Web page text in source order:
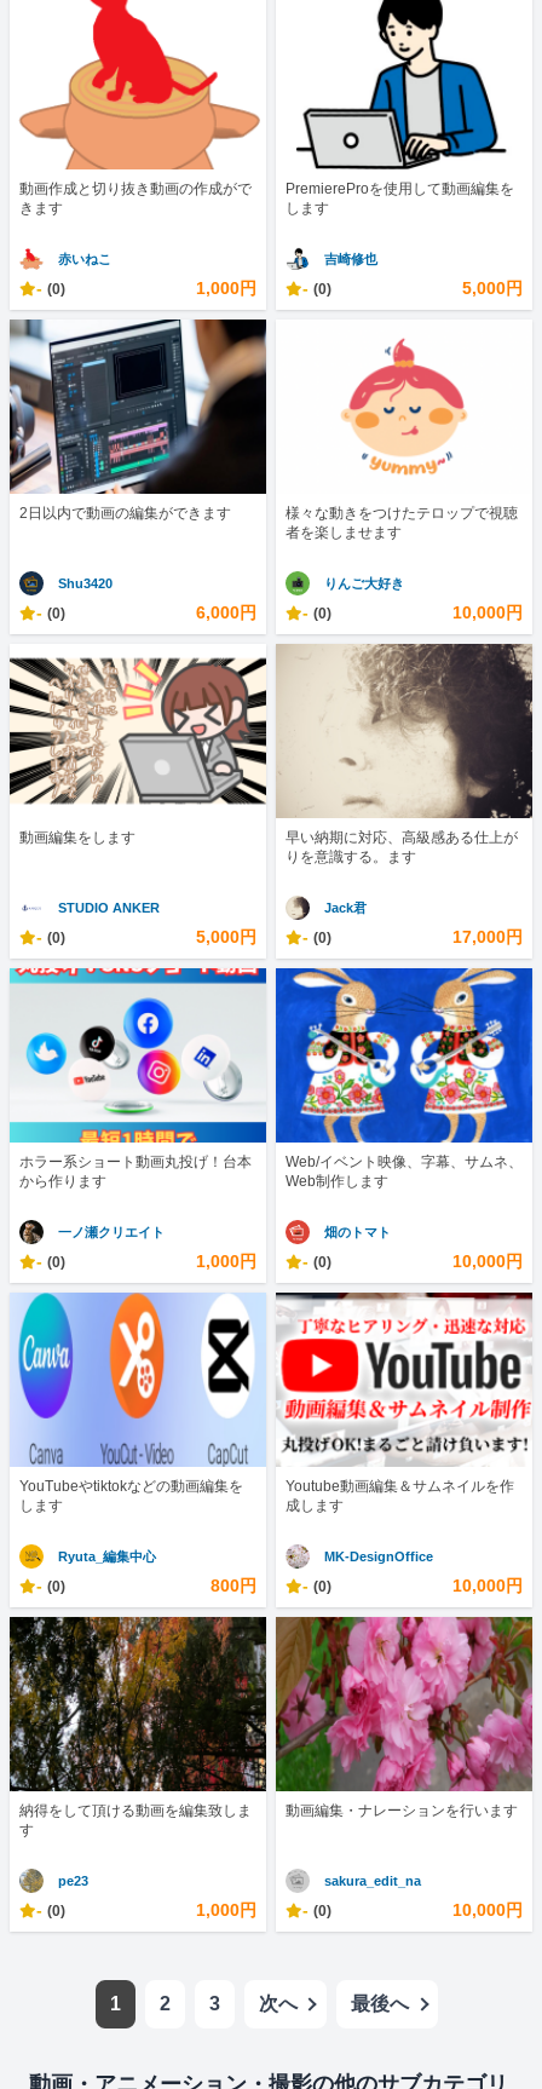
動画作成と切り抜き動画の作成がで
きます
赤いねこ
- (0) 1,000円
PremiereProを使用して動画編集を
します
吉崎修也
- (0) 5,000円
2日以内で動画の編集ができます
Shu3420
- (0) 6,000円
様々な動きをつけたテロップで視聴
者を楽しませます
りんご大好き
- (0) 10,000円
動画編集をします
STUDIO ANKER
- (0) 5,000円
早い納期に対応、高級感ある仕上が
りを意識する。ます
Jack君
- (0) 17,000円
ホラー系ショート動画丸投げ！台本
から作ります
一ノ瀬クリエイト
- (0) 1,000円
Web/イベント映像、字幕、サムネ、
Web制作します
畑のトマト
- (0) 10,000円
YouTubeやtiktokなどの動画編集を
します
Ryuta_編集中心
- (0) 800円
Youtube動画編集＆サムネイルを作
成します
MK-DesignOffice
- (0) 10,000円
納得をして頂ける動画を編集致しま
す
pe23
- (0) 1,000円
動画編集・ナレーションを行います
sakura_edit_na
- (0) 10,000円
1 2 3 次へ 最後へ
動画・アニメーション・撮影の他のサブカテゴリ